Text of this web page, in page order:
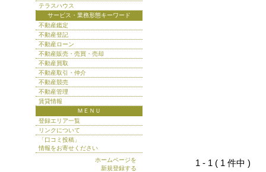
1 - 1 ( 1 件中 )
テラスハウス
サービス・業務形態キーワード
不動産鑑定
不動産登記
不動産ローン
不動産販売・売買・売却
不動産買取
不動産取引・仲介
不動産競売
不動産管理
賃貸情報
ＭＥＮＵ
登録エリア一覧
リンクについて
「口コミ投稿」
情報をお寄せください
ホームページを
新規登録する